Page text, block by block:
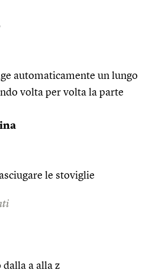
automaticamente un lungo
volta per volta la parte
le stoviglie
a alla z